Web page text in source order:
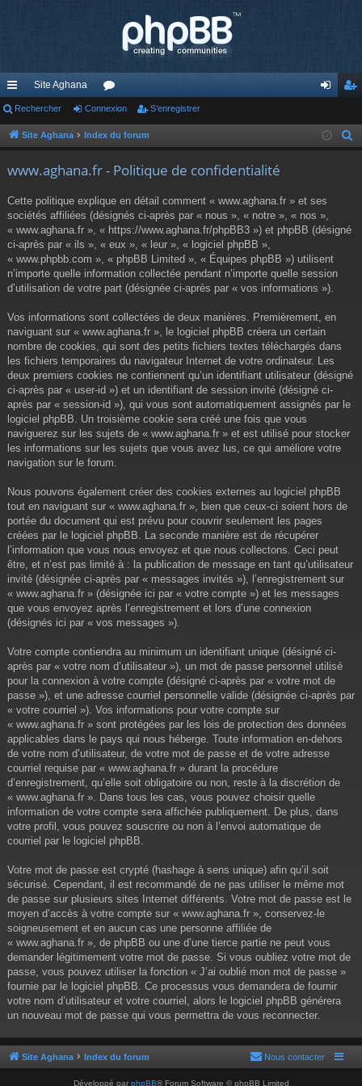
cc
ès
de
Site Aghana
or
u ne nr
Rechercher Connexion S’enregistrer
Site Aghana Index du forum
www.aghana.fr - Politique de confidentialité
Cette politique explique en détail comment « www.aghana.fr » et ses
sociétés affiliées (désignés ci-après par « nous », « notre », « nos »,
« www.aghana.fr », « https://www.aghana.fr/phpBB3 ») et phpBB (désigné
ci-après par « ils », « eux », « leur », « logiciel phpBB »,
« www.phpbb.com », « phpBB Limited », « Équipes phpBB ») utilisent
n’importe quelle information collectée pendant n’importe quelle session
d’utilisation de votre part (désignée ci-après par « vos informations »).
Vos informations sont collectées de deux manières. Premièrement, en
naviguant sur « www.aghana.fr », le logiciel phpBB créera un certain
nombre de cookies, qui sont des petits fichiers textes téléchargés dans
les fichiers temporaires du navigateur Internet de votre ordinateur. Les
deux premiers cookies ne contiennent qu’un identifiant utilisateur (désigné
ci-après par « user-id ») et un identifiant de session invité (désigné ci-
après par « session-id »), qui vous sont automatiquement assignés par le
logiciel phpBB. Un troisième cookie sera créé une fois que vous
naviguerez sur les sujets de « www.aghana.fr » et est utilisé pour stocker
les informations sur les sujets que vous avez lus, ce qui améliore votre
navigation sur le forum.
Nous pouvons également créer des cookies externes au logiciel phpBB
tout en naviguant sur « www.aghana.fr », bien que ceux-ci soient hors de
portée du document qui est prévu pour couvrir seulement les pages
créées par le logiciel phpBB. La seconde manière est de récupérer
l’information que vous nous envoyez et que nous collectons. Ceci peut
être, et n’est pas limité à : la publication de message en tant qu’utilisateur
invité (désignée ci-après par « messages invités »), l’enregistrement sur
« www.aghana.fr » (désignée ici par « votre compte ») et les messages
que vous envoyez après l’enregistrement et lors d’une connexion
(désignés ici par « vos messages »).
Votre compte contiendra au minimum un identifiant unique (désigné ci-
après par « votre nom d’utilisateur »), un mot de passe personnel utilisé
pour la connexion à votre compte (désigné ci-après par « votre mot de
passe »), et une adresse courriel personnelle valide (désignée ci-après par
« votre courriel »). Vos informations pour votre compte sur
« www.aghana.fr » sont protégées par les lois de protection des données
applicables dans le pays qui nous héberge. Toute information en-dehors
de votre nom d’utilisateur, de votre mot de passe et de votre adresse
courriel requise par « www.aghana.fr » durant la procédure
d’enregistrement, qu’elle soit obligatoire ou non, reste à la discrétion de
« www.aghana.fr ». Dans tous les cas, vous pouvez choisir quelle
information de votre compte sera affichée publiquement. De plus, dans
votre profil, vous pouvez souscrire ou non à l’envoi automatique de
courriel par le logiciel phpBB.
Votre mot de passe est crypté (hashage à sens unique) afin qu’il soit
sécurisé. Cependant, il est recommandé de ne pas utiliser le même mot
de passe sur plusieurs sites Internet différents. Votre mot de passe est le
moyen d’accès à votre compte sur « www.aghana.fr », conservez-le
soigneusement et en aucun cas une personne affiliée de
« www.aghana.fr », de phpBB ou une d’une tierce partie ne peut vous
demander légitimement votre mot de passe. Si vous oubliez votre mot de
passe, vous pouvez utiliser la fonction « J’ai oublié mon mot de passe »
fournie par le logiciel phpBB. Ce processus vous demandera de fournir
votre nom d’utilisateur et votre courriel, alors le logiciel phpBB générera
un nouveau mot de passe qui vous permettra de vous reconnecter.
Site Aghana Index du forum Nous contacter
Développé par phpBB® Forum Software © phpBB Limited